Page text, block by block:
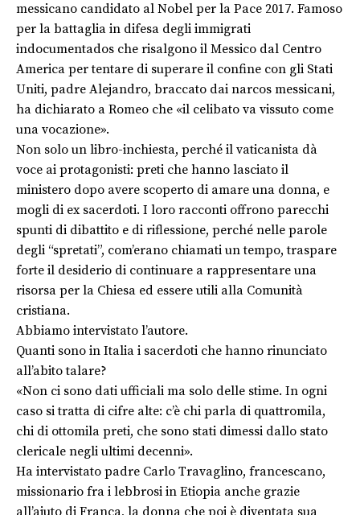
messicano candidato al Nobel per la Pace 2017. Famoso
per la battaglia in difesa degli immigrati
indocumentados che risalgono il Messico dal Centro
America per tentare di superare il confine con gli Stati
Uniti, padre Alejandro, braccato dai narcos messicani,
ha dichiarato a Romeo che «il celibato va vissuto come
una vocazione».
Non solo un libro-inchiesta, perché il vaticanista dà
voce ai protagonisti: preti che hanno lasciato il
ministero dopo avere scoperto di amare una donna, e
mogli di ex sacerdoti. I loro racconti offrono parecchi
spunti di dibattito e di riflessione, perché nelle parole
degli “spretati”, com’erano chiamati un tempo, traspare
forte il desiderio di continuare a rappresentare una
risorsa per la Chiesa ed essere utili alla Comunità
cristiana.
Abbiamo intervistato l’autore.
Quanti sono in Italia i sacerdoti che hanno rinunciato
all’abito talare?
«Non ci sono dati ufficiali ma solo delle stime. In ogni
caso si tratta di cifre alte: c’è chi parla di quattromila,
chi di ottomila preti, che sono stati dimessi dallo stato
clericale negli ultimi decenni».
Ha intervistato padre Carlo Travaglino, francescano,
missionario fra i lebbrosi in Etiopia anche grazie